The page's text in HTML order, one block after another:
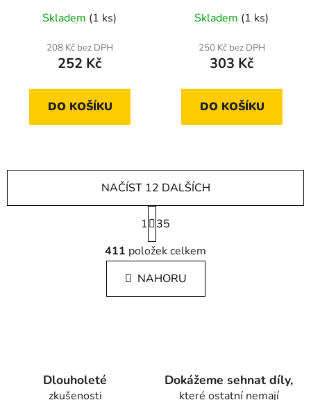
Skladem (1 ks)
208 Kč bez DPH
252 Kč
DO KOŠÍKU
2.1 D
Skladem (1 ks)
250 Kč bez DPH
303 Kč
DO KOŠÍKU
O
v
l
á
d
NAČÍST 12 DALŠÍCH
S
t
r
á
n
k
1
35
411 položek celkem
NAHORU
Dlouholeté
zkušenosti
Dokážeme sehnat díly,
které ostatní nemají